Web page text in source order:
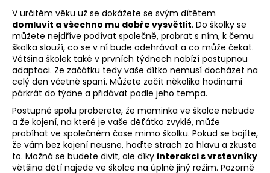
V určitém věku už se dokážete se svým dítětem
domluvit a všechno mu dobře vysvětlit. Do školky se
můžete nejdříve podívat společně, probrat s ním, k čemu
školka slouží, co se v ní bude odehrávat a co může čekat.
Většina školek také v prvních týdnech nabízí postupnou
adaptaci. Ze začátku tedy vaše dítko nemusí docházet na
celý den včetně spaní. Můžete začít několika hodinami
párkrát do týdne a přidávat podle jeho tempa.
Postupně spolu proberete, že maminka ve školce nebude
a že kojení, na které je vaše děťátko zvyklé, může
probíhat ve společném čase mimo školku. Pokud se bojíte,
že vám bez kojení neusne, hoďte strach za hlavu a zkuste
to. Možná se budete divit, ale díky interakci s vrstevníky
většina dětí najede ve školce na úplně jiný režim. Pozorně
?
HLEDAT
D
o
p